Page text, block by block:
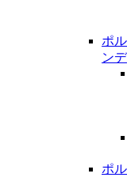
ポ
ンデ
ポ